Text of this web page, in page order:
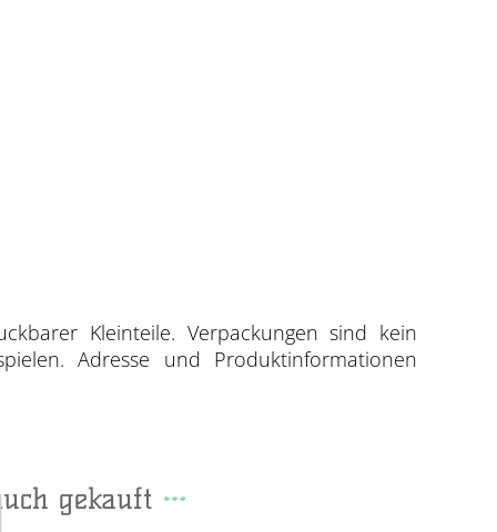
Kleinteile. Verpackungen sind kein
Adresse und Produktinformationen
gekauft